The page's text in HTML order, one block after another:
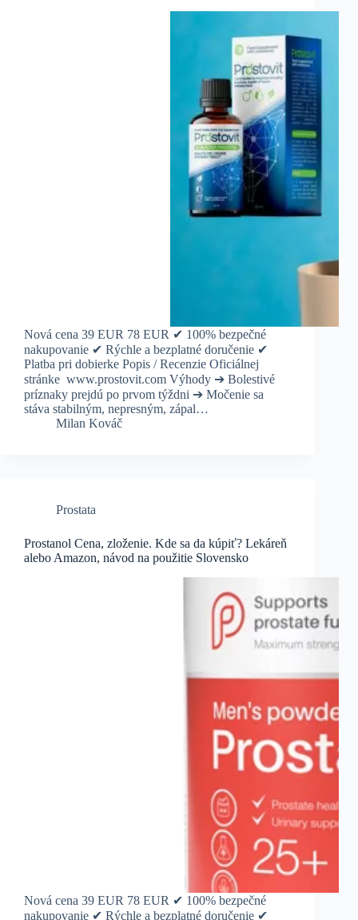
Nová cena 39 EUR 78 EUR ✔ 100% bezpečné
nakupovanie ✔ Rýchle a bezplatné doručenie ✔
Platba pri dobierke Popis / Recenzie Оficiálnej
stránke www.prostovit.com Výhody ➔ Bolestivé
príznaky prejdú po prvom týždni ➔ Močenie sa
stáva stabilným, nepresným, zápal…
Milan Kováč
Prostata
Prostanol Cena, zloženie. Kde sa da kúpiť? Lekáreň
alebo Amazon, návod na použitie Slovensko
Nová cena 39 EUR 78 EUR ✔ 100% bezpečné
nakupovanie ✔ Rýchle a bezplatné doručenie ✔